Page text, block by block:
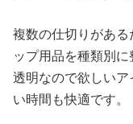
複数の仕切りがあ
ップ用品を種類別に
透明なので欲しい
い時間も快適です。